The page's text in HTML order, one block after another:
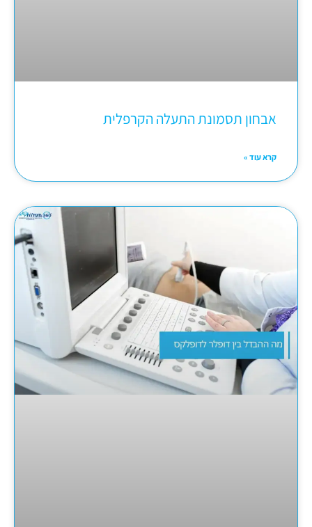
אבחון תסמונת התעלה הקרפלית
קרא עוד »